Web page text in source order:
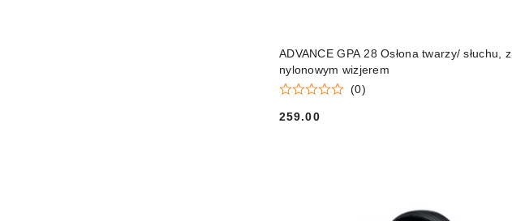
ADVANCE GPA 28 Osłona twarzy/ słuchu, z
nylonowym wizjerem
(0)
Cena:
259.00